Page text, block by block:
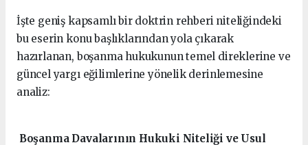
İşte geniş kapsamlı bir doktrin rehberi niteliğindeki
bu eserin konu başlıklarından yola çıkarak
hazırlanan, boşanma hukukunun temel direklerine ve
güncel yargı eğilimlerine yönelik derinlemesine
analiz:
Boşanma Davalarının Hukuki Niteliği ve Usul